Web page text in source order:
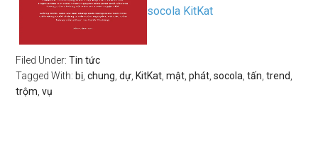
socola KitKat
Filed Under:Tin tức
Tagged With: bị ,chung ,dự KitKat ,mật ,phát ,socola ,tấn ,trend
trộm ,vụ